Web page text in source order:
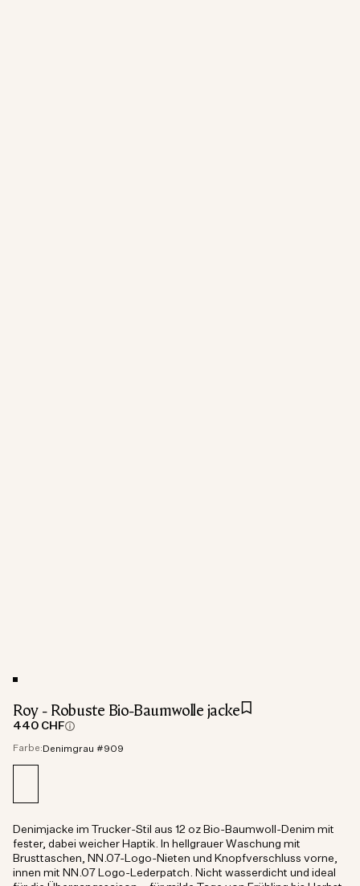
Roy - Robuste Bio-Baumwolle jacke
440 CHF
Farbe: Denimgrau #909
Denimjacke im Trucker-Stil aus 12 oz Bio-Baumwoll-Denim mit
fester, dabei weicher Haptik. In hellgrauer Waschung mit
Brusttaschen, NN.07-Logo-Nieten und Knopfverschluss vorne,
innen mit NN.07 Logo-Lederpatch. Nicht wasserdicht und ideal